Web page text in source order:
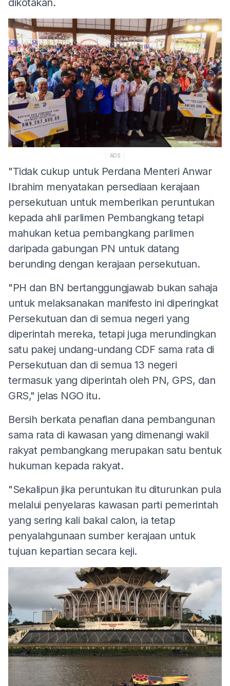
dikotakan.
ADS
"Tidak cukup untuk Perdana Menteri Anwar
Ibrahim menyatakan persediaan kerajaan
persekutuan untuk memberikan peruntukan
kepada ahli parlimen Pembangkang tetapi
mahukan ketua pembangkang parlimen
daripada gabungan PN untuk datang
berunding dengan kerajaan persekutuan.
"PH dan BN bertanggungjawab bukan sahaja
untuk melaksanakan manifesto ini diperingkat
Persekutuan dan di semua negeri yang
diperintah mereka, tetapi juga merundingkan
satu pakej undang-undang CDF sama rata di
Persekutuan dan di semua 13 negeri
termasuk yang diperintah oleh PN, GPS, dan
GRS," jelas NGO itu.
Bersih berkata penafian dana pembangunan
sama rata di kawasan yang dimenangi wakil
rakyat pembangkang merupakan satu bentuk
hukuman kepada rakyat.
"Sekalipun jika peruntukan itu diturunkan pula
melalui penyelaras kawasan parti pemerintah
yang sering kali bakal calon, ia tetap
penyalahgunaan sumber kerajaan untuk
tujuan kepartian secara keji.